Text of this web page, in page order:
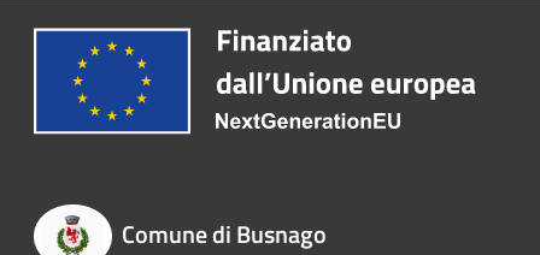
Comune di Busnago